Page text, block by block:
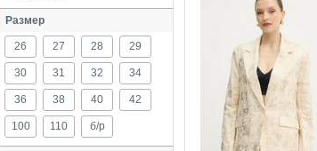
Размер
26 27 28 29
30 31 32 34
36 38 40 42
100 110 б/р